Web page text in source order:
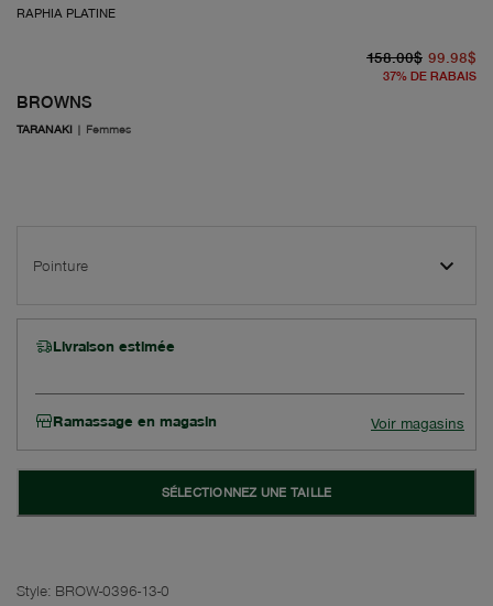
RAPHIA PLATINE
BROWNS
TARANAKI | Femmes
158.00$ 99.98$
37% DE RABAIS
Pointure
Livraison estimée
Ramassage en magasin Voir magasins
SÉLECTIONNEZ UNE TAILLE
Style: BROW-0396-13-0